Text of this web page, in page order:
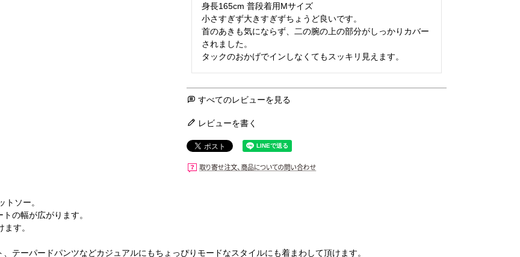
身長165cm 普段着用Mサイズ
小さすぎず大きすぎずちょうど良いです。
首のあきも気にならず、二の腕の上の部分がしっかりカバー
されました。
タックのおかげでインしなくてもスッキリ見えます。
すべてのレビューを見る
レビューを書く
ソー。
の幅が広がります。
す。
テーパードパンツなどカジュアルにもちょっぴりモードなスタイルにも着まわして頂けます。